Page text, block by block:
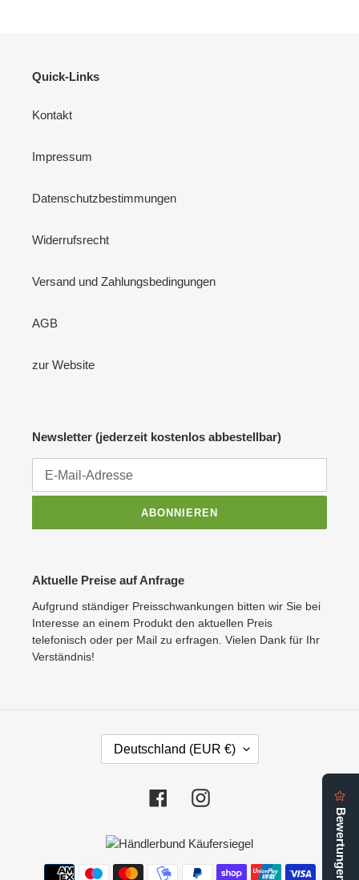
Quick-Links
Kontakt
Impressum
Datenschutzbestimmungen
Widerrufsrecht
Versand und Zahlungsbedingungen
AGB
zur Website
Newsletter (jederzeit kostenlos abbestellbar)
ABONNIEREN
Aktuelle Preise auf Anfrage
Aufgrund ständiger Preisschwankungen bitten wir Sie bei
Interesse an einem Produkt den aktuellen Preis
telefonisch oder per Mail zu erfragen. Vielen Dank für Ihr
Verständnis!
E
I
Deutschland (EUR €)
FacebookInstagram
Zahlungsmethoden